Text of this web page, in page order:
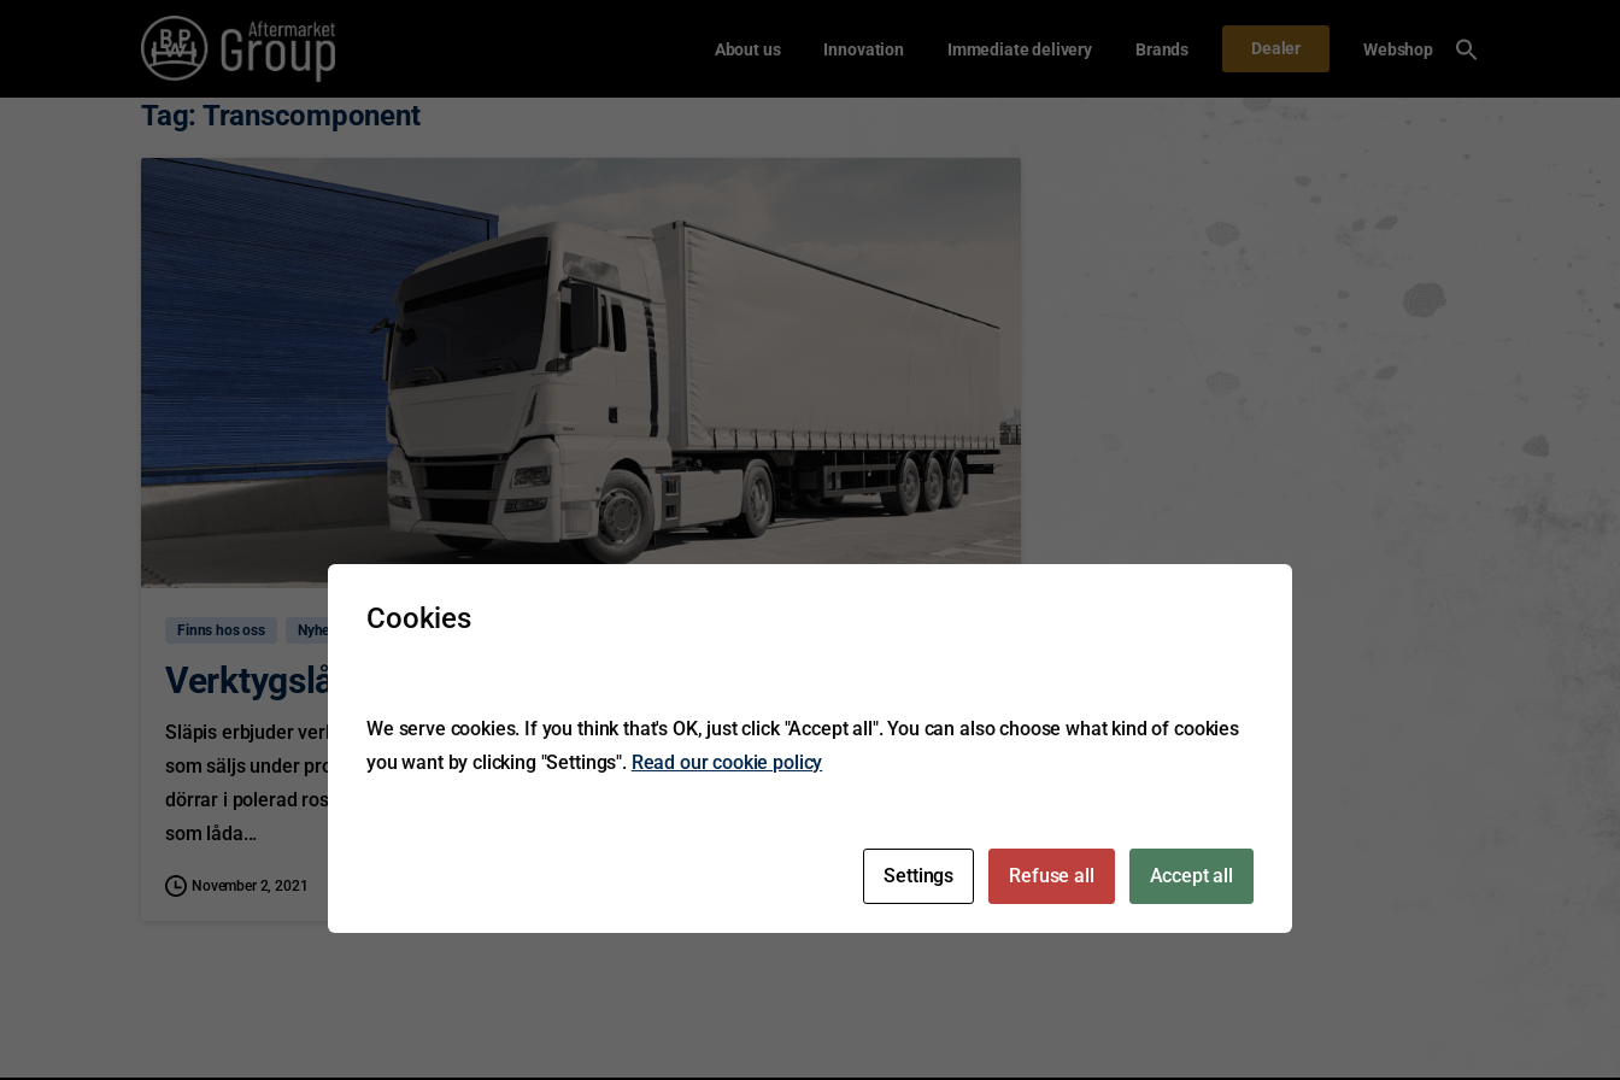
About us Innovation Immediate delivery Brands Dealer Webshop
Tag: Transcomponent
0
Finns hos oss Nyhet
Verktygslådor för de tuffaste förhållanden
Släpis erbjuder verktygslådor, reserhjulslådor samt förvaringslådor från finska TransComponent,
som säljs under produktmärket BT. Lådorna tillverkas i 2 mm anodiserad aluminiumplåt med
dörrar i polerad rostfri stålplåt samt gångjärn och låsdetaljer av rostfritt stål. Lister i såväl lock
som låda...
November 2, 2021 Read more
Cookies
We serve cookies. If you think that's OK, just click "Accept all". You can also choose what kind of cookies
you want by clicking "Settings". Read our cookie policy
Settings Refuse all Accept all